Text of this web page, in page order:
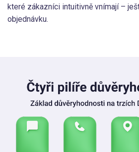
které zákazníci intuitivně vnímají –
objednávku.